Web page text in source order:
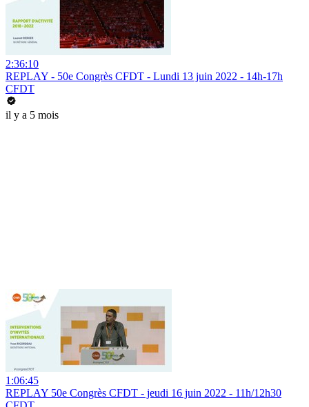
2:36:10
REPLAY - 50e Congrès CFDT - Lundi 13 juin 2022 - 14h-17h
CFDT
il y a 5 mois
1:06:45
REPLAY 50e Congrès CFDT - jeudi 16 juin 2022 - 11h/12h30